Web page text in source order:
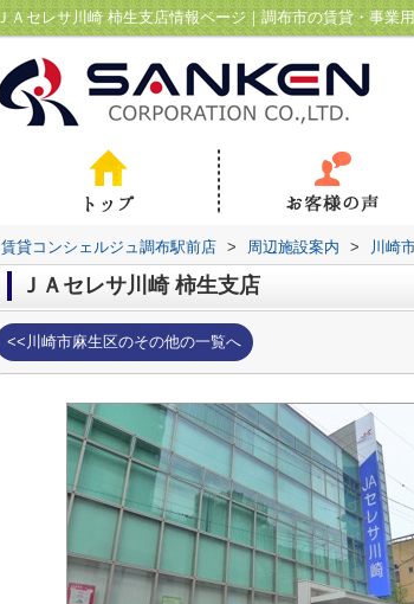
賃貸コンシェルジュ調布駅前店 > 周辺施設案内 > 川崎
ＪＡセレサ川崎 柿生支店
<<川崎市麻生区のその他の一覧へ